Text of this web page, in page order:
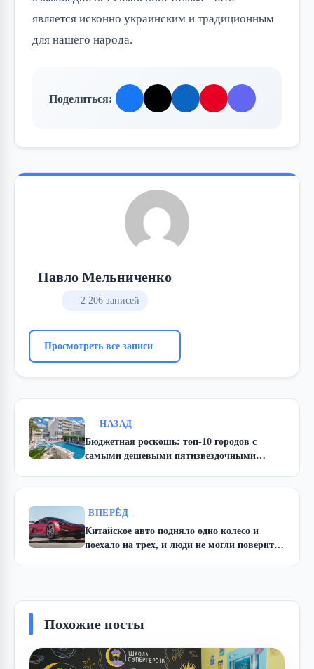
является исконно украинским и традиционным
для нашего народа.
Поделиться:
Павло Мельниченко
2 206 записей
Просмотреть все записи
НАЗАД
Бюджетная роскошь: топ-10 городов с
самыми дешевыми пятизвездочными
ВПЕРЁД
Китайское авто подняло одно колесо и
поехало на трех, и люди не могли поверить
Похожие посты